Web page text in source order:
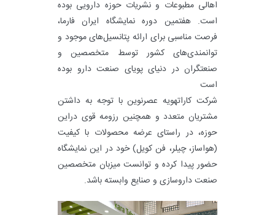
اهالی مطبوعات و نشریات حوزه دارویی بوده
است. هفتمین دوره نمایشگاه ایران‌ فارما،
فرصت مناسبی برای ارائه پتانسیل‌های موجود و
توانمندی‌های کشور توسط متخصصین و
صنعتگران در دنیای پویای صنعت دارو بوده
است
شرکت کاراتهویه عصرنوین با توجه به داشتن
مشتریان متعدد و همچنین رزومه قوی دراین
حوزه، در راستای عرضه محصولات با کیفیت
(هواساز، چیلر، فن کویل) خود در این نمایشگاه
حضور پیدا کرده و توانست میزبان متخصصین
صنعت داروسازی و صنایع وابسته باشد.